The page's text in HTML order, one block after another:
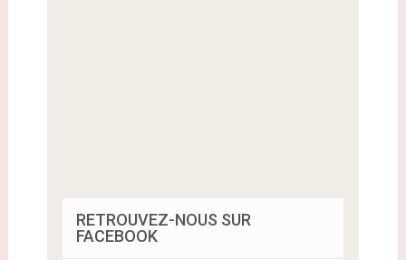
RETROUVEZ-NOUS SUR
FACEBOOK